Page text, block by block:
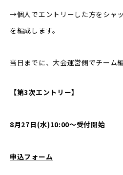
→個人でエントリーした方をシャ
を編成します。
当日までに、大会運営側でチーム
【第3次エントリー】
8月27日(水)10:00〜受付開始
申込フォーム